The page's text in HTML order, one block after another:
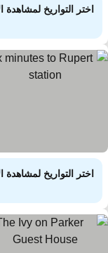
اختر التواريخ لمشاهدة
اختر التواريخ لمشاهدة